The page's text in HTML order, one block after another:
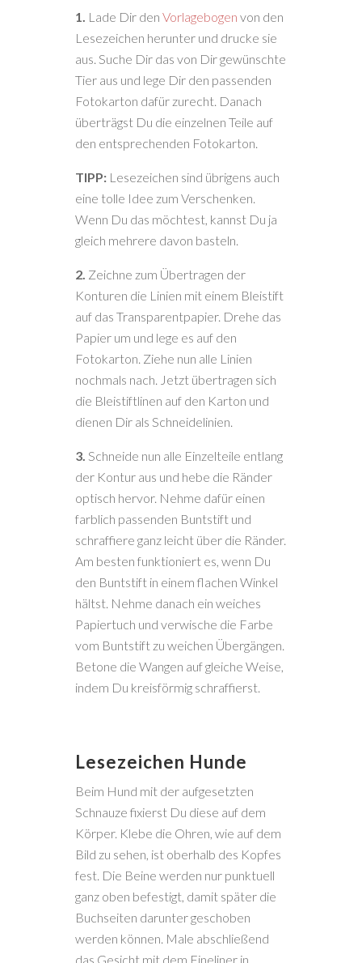
1. Lade Dir den Vorlagebogen von den
Lesezeichen herunter und drucke sie
aus. Suche Dir das von Dir gewünschte
Tier aus und lege Dir den passenden
Fotokarton dafür zurecht. Danach
überträgst Du die einzelnen Teile auf
den entsprechenden Fotokarton.
TIPP:Lesezeichen sind übrigens auch
eine tolle Idee zum Verschenken.
Wenn Du das möchtest, kannst Du ja
gleich mehrere davon basteln.
2. Zeichne zum Übertragen der
Konturen die Linien mit einem Bleistift
auf das Transparentpapier. Drehe das
Papier um und lege es auf den
Fotokarton. Ziehe nun alle Linien
nochmals nach. Jetzt übertragen sich
die Bleistiftlinen auf den Karton und
dienen Dir als Schneidelinien.
3. Schneide nun alle Einzelteile entlang
der Kontur aus und hebe die Ränder
optisch hervor. Nehme dafür einen
farblich passenden Buntstift und
schraffiere ganz leicht über die Ränder.
Am besten funktioniert es, wenn Du
den Buntstift in einem flachen Winkel
hältst. Nehme danach ein weiches
Papiertuch und verwische die Farbe
vom Buntstift zu weichen Übergängen.
Betone die Wangen auf gleiche Weise,
indem Du kreisförmig schraffierst.
Lesezeichen Hunde
Beim Hund mit der aufgesetzten
Schnauze fixierst Du diese auf dem
Körper. Klebe die Ohren, wie auf dem
Bild zu sehen, ist oberhalb des Kopfes
fest. Die Beine werden nur punktuell
ganz oben befestigt, damit später die
Buchseiten darunter geschoben
werden können. Male abschließend
das Gesicht mit dem Fineliner in